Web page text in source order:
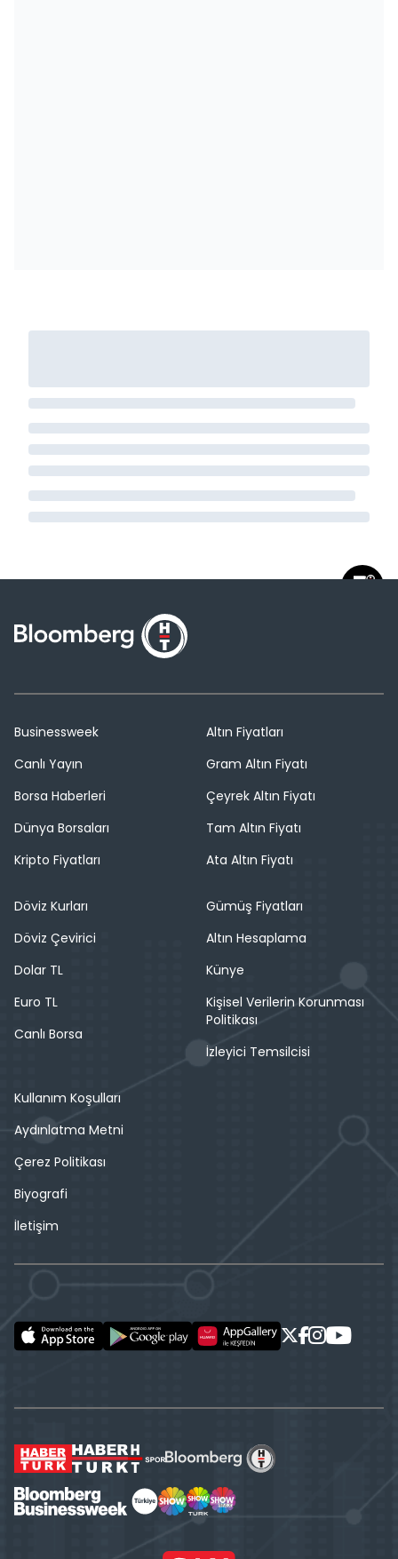
Businessweek
Canlı Yayın
Borsa Haberleri
Dünya Borsaları
Kripto Fiyatları
Altın Fiyatları
Gram Altın Fiyatı
Çeyrek Altın Fiyatı
Tam Altın Fiyatı
Ata Altın Fiyatı
Döviz Kurları
Döviz Çevirici
Dolar TL
Euro TL
Canlı Borsa
Gümüş Fiyatları
Altın Hesaplama
Künye
Kişisel Verilerin Korunması
Politikası
İzleyici Temsilcisi
Kullanım Koşulları
Aydınlatma Metni
Çerez Politikası
Biyografi
İletişim